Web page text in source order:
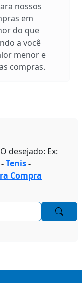
nossos
em
do que
a você
menor e
compras.
desejado: Ex:
-Tenis-
Compra